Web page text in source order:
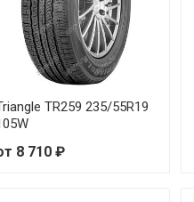
TR259 235/55R19
8 710 ₽